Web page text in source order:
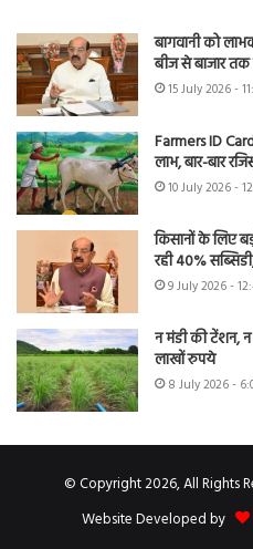
बागवानी को
बीज से बाजार तक
15 July 2026 -
Farmers ID
लाभ, बार-बार
10 July 2026 -
किसानों के लिए
रही 40%
9 July 2026 -
न मंडी की टेंशन,
लाखों रुपये
8 July 2026 -
© Copyright 2026, All Rights
Website Developed by